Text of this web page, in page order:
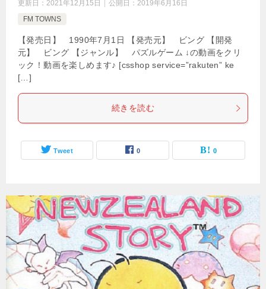
更新日： 2021年12月15日 公開日： 2019年6月16日
FM TOWNS
【発売日】 1990年7月1日 【発売元】 ビング 【開発
元】 ビング 【ジャンル】 パズルゲーム ↓の動画をクリ
ック！動画を楽しめます♪ [csshop service=”rakuten” ke
[…]
続きを読む
Tweet 0 0